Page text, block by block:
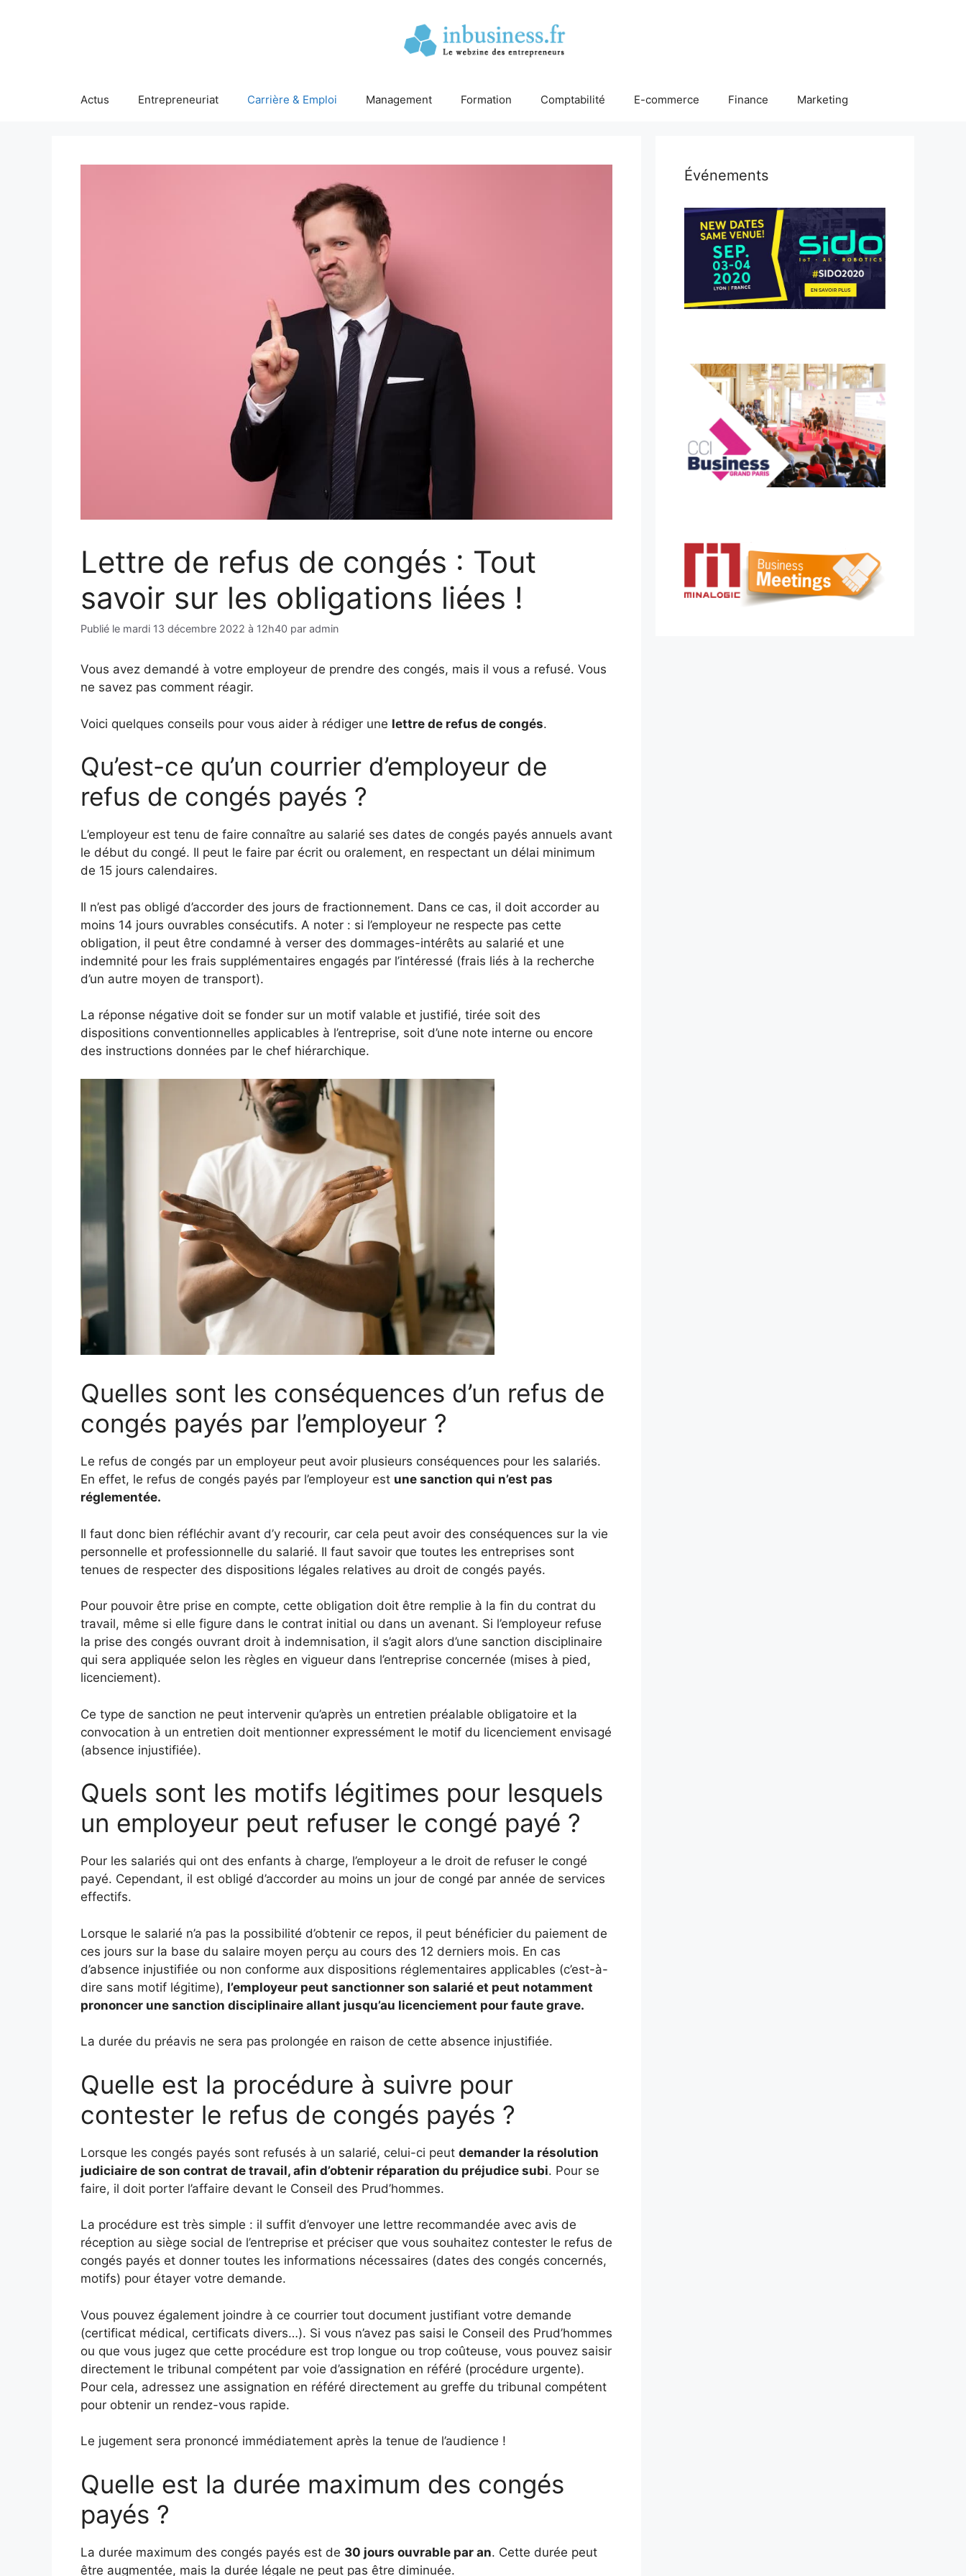
Actus Entrepreneuriat Carrière & Emploi Management Formation Comptabilité E-commerce Finance Marketing
Lettre de refus de congés : Tout
savoir sur les obligations liées !
Publié le mardi 13 décembre 2022 à 12h40 par admin
Vous avez demandé à votre employeur de prendre des congés, mais il vous a refusé. Vous
ne savez pas comment réagir.
Voici quelques conseils pour vous aider à rédiger une lettre de refus de congés.
Qu’est-ce qu’un courrier d’employeur de
refus de congés payés ?
L’employeur est tenu de faire connaître au salarié ses dates de congés payés annuels avant
le début du congé. Il peut le faire par écrit ou oralement, en respectant un délai minimum
de 15 jours calendaires.
Il n’est pas obligé d’accorder des jours de fractionnement. Dans ce cas, il doit accorder au
moins 14 jours ouvrables consécutifs. A noter : si l’employeur ne respecte pas cette
obligation, il peut être condamné à verser des dommages-intérêts au salarié et une
indemnité pour les frais supplémentaires engagés par l’intéressé (frais liés à la recherche
d’un autre moyen de transport).
La réponse négative doit se fonder sur un motif valable et justifié, tirée soit des
dispositions conventionnelles applicables à l’entreprise, soit d’une note interne ou encore
des instructions données par le chef hiérarchique.
Quelles sont les conséquences d’un refus de
congés payés par l’employeur ?
Le refus de congés par un employeur peut avoir plusieurs conséquences pour les salariés.
En effet, le refus de congés payés par l’employeur est une sanction qui n’est pas
réglementée.
Il faut donc bien réfléchir avant d’y recourir, car cela peut avoir des conséquences sur la vie
personnelle et professionnelle du salarié. Il faut savoir que toutes les entreprises sont
tenues de respecter des dispositions légales relatives au droit de congés payés.
Pour pouvoir être prise en compte, cette obligation doit être remplie à la fin du contrat du
travail, même si elle figure dans le contrat initial ou dans un avenant. Si l’employeur refuse
la prise des congés ouvrant droit à indemnisation, il s’agit alors d’une sanction disciplinaire
qui sera appliquée selon les règles en vigueur dans l’entreprise concernée (mises à pied,
licenciement).
Ce type de sanction ne peut intervenir qu’après un entretien préalable obligatoire et la
convocation à un entretien doit mentionner expressément le motif du licenciement envisagé
(absence injustifiée).
Quels sont les motifs légitimes pour lesquels
un employeur peut refuser le congé payé ?
Pour les salariés qui ont des enfants à charge, l’employeur a le droit de refuser le congé
payé. Cependant, il est obligé d’accorder au moins un jour de congé par année de services
effectifs.
Lorsque le salarié n’a pas la possibilité d’obtenir ce repos, il peut bénéficier du paiement de
ces jours sur la base du salaire moyen perçu au cours des 12 derniers mois. En cas
d’absence injustifiée ou non conforme aux dispositions réglementaires applicables (c’est-à-
dire sans motif légitime), l’employeur peut sanctionner son salarié et peut notamment
prononcer une sanction disciplinaire allant jusqu’au licenciement pour faute grave.
La durée du préavis ne sera pas prolongée en raison de cette absence injustifiée.
Quelle est la procédure à suivre pour
contester le refus de congés payés ?
Lorsque les congés payés sont refusés à un salarié, celui-ci peut demander la résolution
judiciaire de son contrat de travail, afin d’obtenir réparation du préjudice subi. Pour se
faire, il doit porter l’affaire devant le Conseil des Prud’hommes.
La procédure est très simple : il suffit d’envoyer une lettre recommandée avec avis de
réception au siège social de l’entreprise et préciser que vous souhaitez contester le refus de
congés payés et donner toutes les informations nécessaires (dates des congés concernés,
motifs) pour étayer votre demande.
Vous pouvez également joindre à ce courrier tout document justifiant votre demande
(certificat médical, certificats divers…). Si vous n’avez pas saisi le Conseil des Prud’hommes
ou que vous jugez que cette procédure est trop longue ou trop coûteuse, vous pouvez saisir
directement le tribunal compétent par voie d’assignation en référé (procédure urgente).
Pour cela, adressez une assignation en référé directement au greffe du tribunal compétent
pour obtenir un rendez-vous rapide.
Le jugement sera prononcé immédiatement après la tenue de l’audience !
Quelle est la durée maximum des congés
payés ?
La durée maximum des congés payés est de 30 jours ouvrable par an. Cette durée peut
être augmentée, mais la durée légale ne peut pas être diminuée.
Événements